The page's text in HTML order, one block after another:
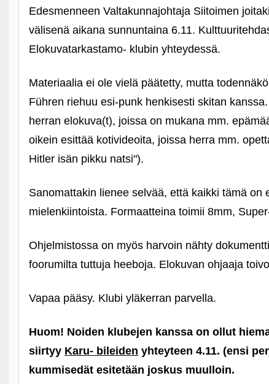
Edesmenneen Valtakunnajohtaja Siitoimen
välisenä aikana sunnuntaina 6.11.
Elokuvatarkastamo- klubin yhteydessä.
Materiaalia ei ole vielä päätetty, mutta
Führen riehuu esi-punk henkisesti skitan
herran elokuva(t), joissa on mukana mm.
oikein esittää kotivideoita, joissa herra mm.
Hitler isän pikku natsi").
Sanomattakin lienee selvää, että kaikki tämä on
mielenkiintoista. Formaatteina toimii 8mm,
Ohjelmistossa on myös harvoin nähty dokumentti
foorumilta tuttuja heeboja. Elokuvan ohjaaja
Vapaa pääsy. Klubi yläkerran parvella.
Huom! Noiden klubejen kanssa on ollut
siirtyy Karu- bileiden yhteyteen 4.11. (ensi
kummisedät esitetään joskus muulloin.